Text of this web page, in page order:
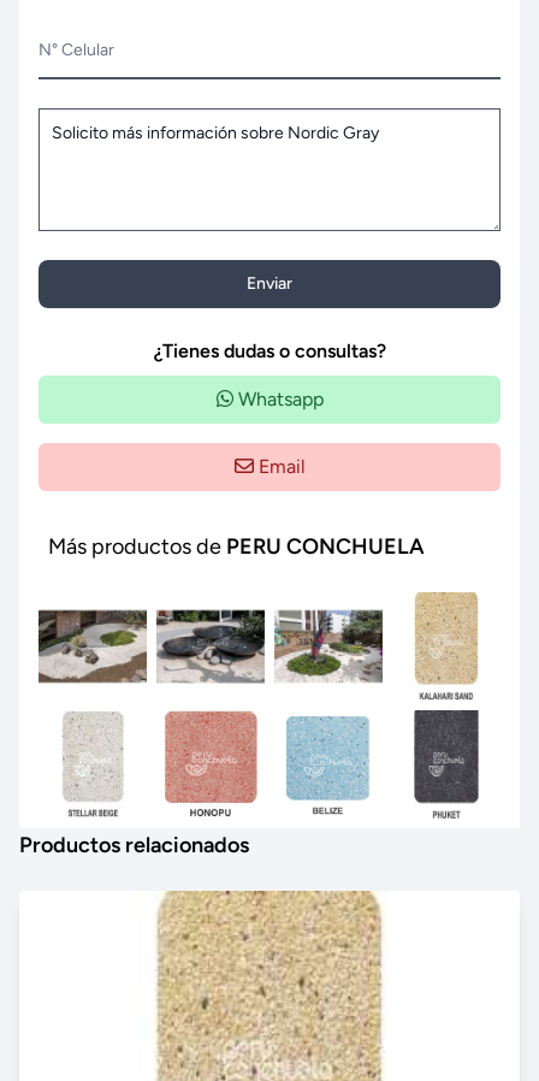
N° Celular
Enviar
¿Tienes dudas o consultas?
Whatsapp
Email
Más productos de PERU CONCHUELA
Productos relacionados